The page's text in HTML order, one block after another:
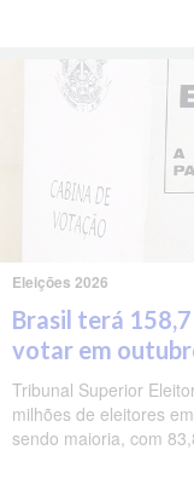
Eleições 2026
Brasil terá
votar em
Tribunal Superior
milhões de eleitores
sendo maioria, com